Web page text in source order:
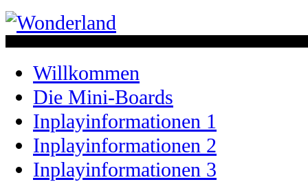
Willkommen
Die Mini-Boards
Inplayinformationen 1
Inplayinformationen 2
Inplayinformationen 3